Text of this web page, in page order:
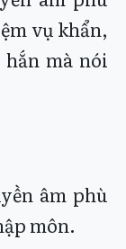
vụ khẩn,
mà nói
âm phù
môn.